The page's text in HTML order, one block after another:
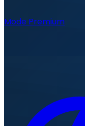
Mode Premium